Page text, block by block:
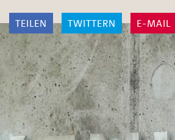
TEILEN TWITTERN E-MAIL